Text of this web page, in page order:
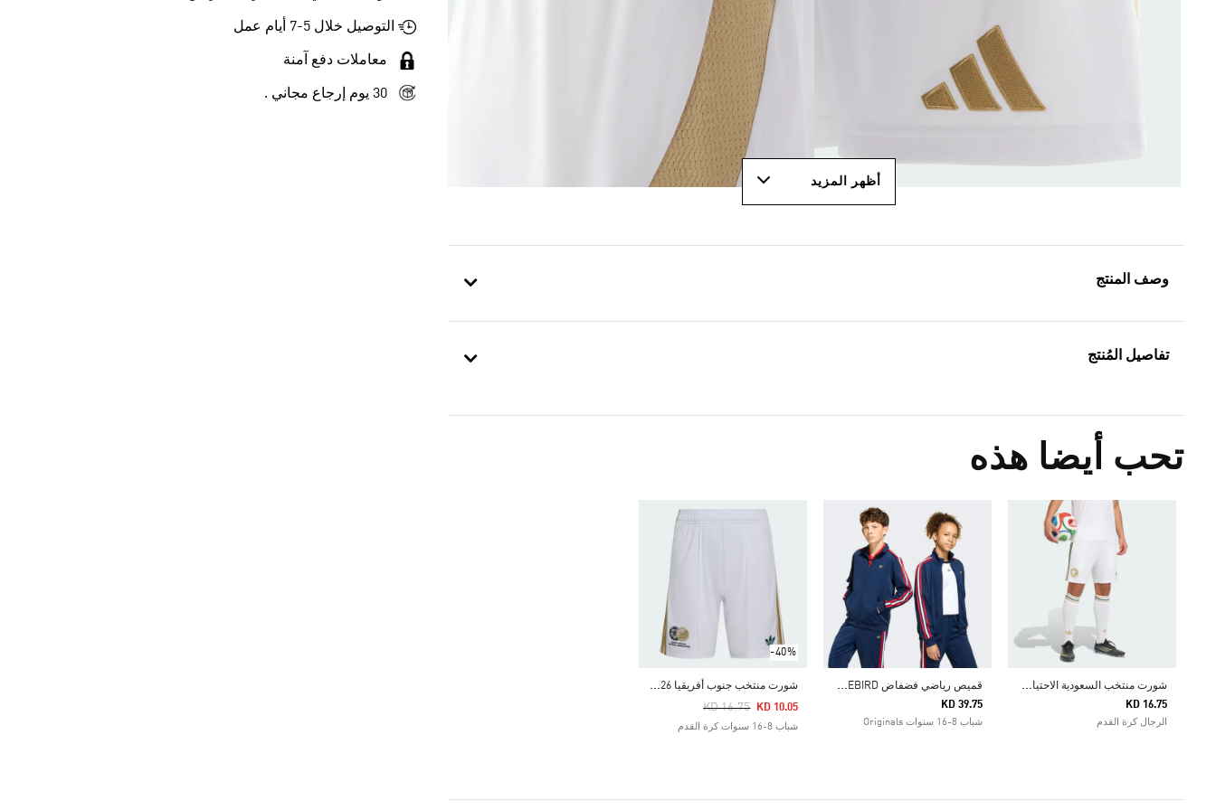
أظهر المزيد
وصف المنتج
تفاصيل المُنتج
تحب أيضا هذه
ش
ورت منتخب السعودية الاحتياطي لعام 2026
KD 16.75
الرجال كرة القدم
ق
ميص رياضي فضفاض FIREBIRD
KD 39.75
شباب 8-16 سنوات Originals
-40%
ش
ورت منتخب جنوب أفريقيا 26 الاحتياطي للأطفال
Price Reduced From
KD 16.75
To KD 10.05
شباب 8-16 سنوات كرة القدم
التوصيل خلال 5-7 أيام عمل
معاملات دفع آمنة
30 يوم إرجاع مجاني .